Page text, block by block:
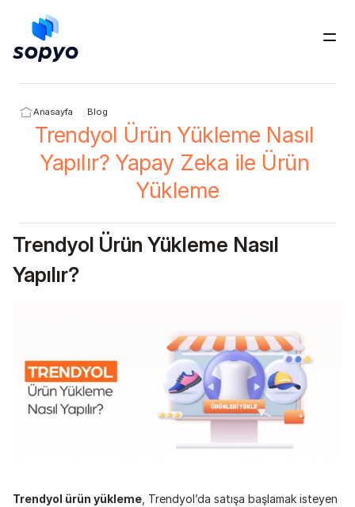
Anasayfa Blog
Trendyol Ürün Yükleme Nasıl
Yapılır? Yapay Zeka ile Ürün
Yükleme
Trendyol Ürün Yükleme Nasıl
Yapılır?
Trendyol ürün yükleme , Trendyol’da satışa başlamak isteyen